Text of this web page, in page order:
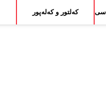
کەلتور و کەلەپور